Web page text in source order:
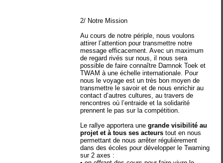
2/ Notre Mission
Au cours de notre périple, nous voulons
attirer l’attention pour transmettre notre
message efficacement. Avec un maximum
de regard rivés sur nous, il nous sera
possible de faire connaître Damnok Toek et
TWAM à une échelle internationale. Pour
nous le voyage est un très bon moyen de
transmettre le savoir et de nous enrichir au
contact d’autres cultures, au travers de
rencontres où l’entraide et la solidarité
prennent le pas sur la compétition.
Le rallye apportera unegrande visibilité au
projet et à tous ses acteurstout en nous
permettant de nous arrêter régulièrement
dans des écoles pour développer le Twaming
sur 2 axes :